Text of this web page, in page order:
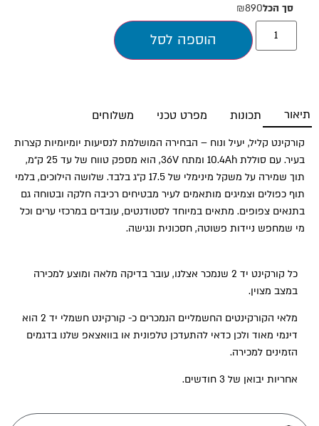
סך הכל₪890
הוספה לסל
תיאור תכונות מפרט טכני משלוחים
קורקינט קליל, יעיל ונוח – הבחירה המושלמת לנסיעות יומיומיות קצרות
בעיר. עם סוללת 10.4Ah ומתח 36V, הוא מספק טווח של עד 25 ק״מ,
תוך שמירה על משקל מינימלי של 17.5 ק״ג בלבד. שלושה הילוכים, בלמי
תוף כפולים וצמיגים מותאמים לעיר מבטיחים רכיבה חלקה ובטוחה גם
בתנאים צפופים. מתאים במיוחד לסטודנטים, עובדים במרכזי ערים וכל
מי שמחפש ניידות פשוטה, חסכונית ונגישה.
כל קורקינט יד 2 שנמכר אצלנו, עובר בדיקה מלאה ומוצע למכירה
במצב מצוין.
מלאי הקורקינטים החשמליים הנמכרים כ- קורקינט חשמלי יד 2 הוא
דינמי מאוד ולכן כדאי להתעדכן טלפונית או בוואצאפ שלנו בדגמים
הזמינים למכירה.
אחריות יבואן של 3 חודשים.